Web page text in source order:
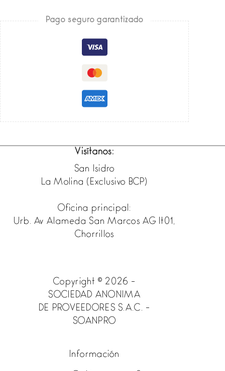
Pago seguro garantizado
Visítanos:
San Isidro
La Molina (Exclusivo BCP)
Oficina principal:
Urb. Av Alameda San Marcos AG lt01,
Chorrillos
Copyright © 2026 -
SOCIEDAD ANONIMA
DE PROVEEDORES S.A.C. -
SOANPRO
Información